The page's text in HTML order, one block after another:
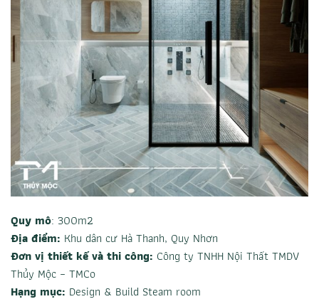
Quy mô: 300m2
Địa điểm: Khu dân cư Hà Thanh, Quy Nhơn
Đơn vị thiết kế và thi công: Công ty TNHH Nội Thất TMDV
Thủy Mộc – TMCo
Hạng mục: Design & Build Steam room